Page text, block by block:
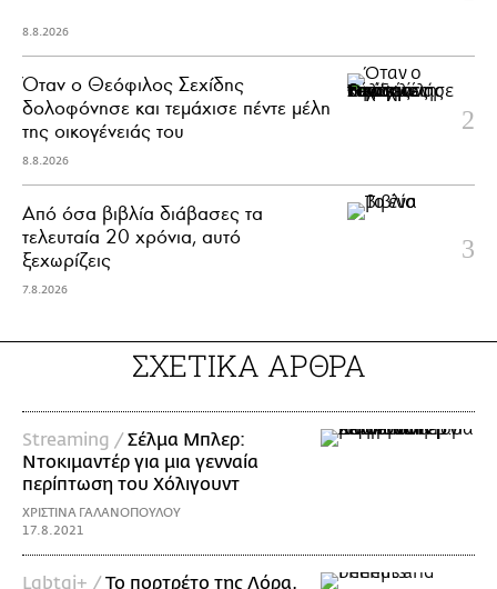
8.8.2026
Όταν ο Θεόφιλος Σεχίδης
δολοφόνησε και τεμάχισε πέντε μέλη
της οικογένειάς του
8.8.2026
Από όσα βιβλία διάβασες τα
τελευταία 20 χρόνια, αυτό
ξεχωρίζεις
7.8.2026
ΣΧΕΤΙΚΑ ΑΡΘΡΑ
Streaming /Σέλμα Μπλερ:
Ντοκιμαντέρ για μια γενναία
περίπτωση του Χόλιγουντ
ΧΡΙΣΤΙΝΑ ΓΑΛΑΝΟΠΟΥΛΟΥ
17.8.2021
Lgbtqi+ /Το πορτρέτο της Λόρα,